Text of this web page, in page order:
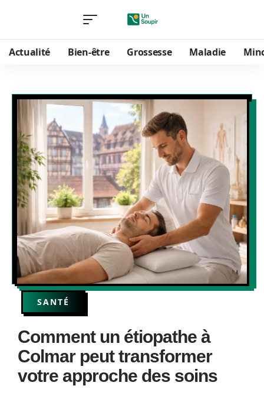
Actualité Bien-être Grossesse Maladie
SANTÉ
Comment un étiopathe à
Colmar peut transformer
votre approche des soins